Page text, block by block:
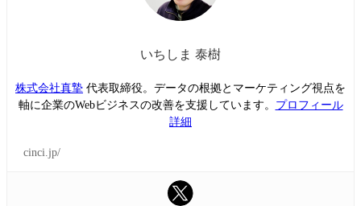
いちしま 泰樹
株式会社真摯 代表取締役。データの根拠とマーケティング視点を
軸に企業のWebビジネスの改善を支援しています。 プロフィール
詳細
cinci.jp/